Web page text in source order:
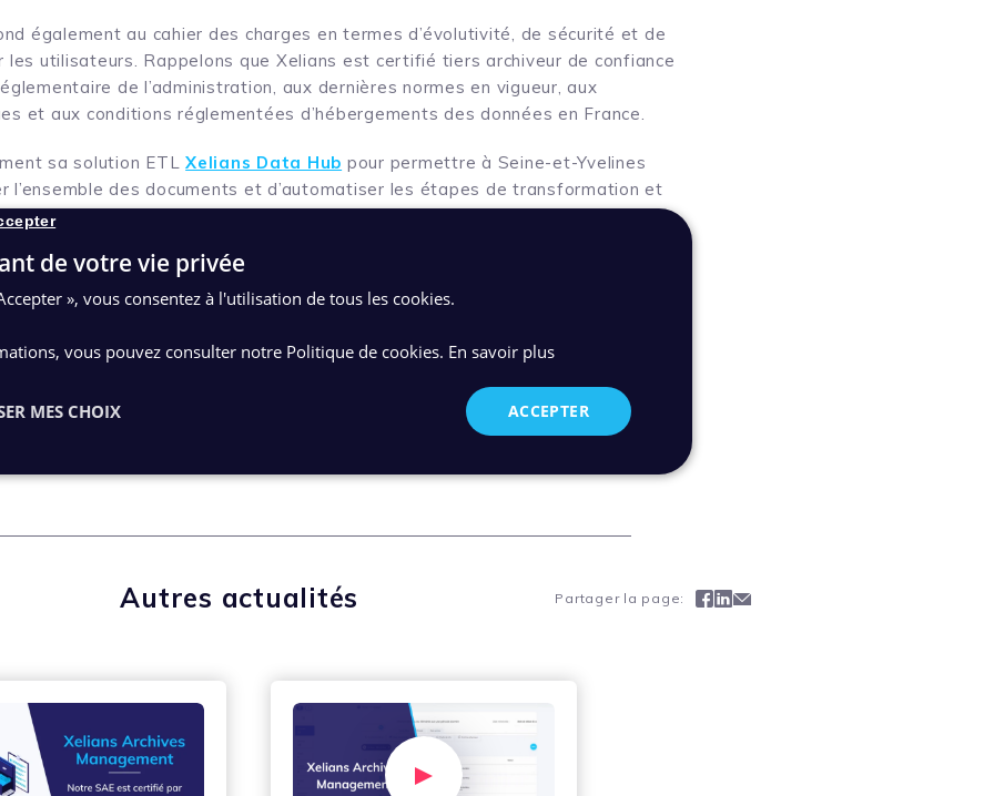
également au cahier des charges en termes d’évolutivité, de sécurité et de
les utilisateurs. Rappelons que Xelians est certifié tiers archiveur de confiance
de l’administration, aux dernières normes en vigueur, aux
et aux conditions réglementées d’hébergements des données en France.
sa solution ETLXelians Data Hub pour permettre à Seine-et-Yvelines
l’ensemble des documents et d’automatiser les étapes de transformation et
d’archivage électronique.
opérationnelle, la solution traitera environ 6 millions de documents.
Partager la page: Facebook
Linkedin
Mail
Autres actualités
de votre vie privée
», vous consentez à l'utilisation de tous les cookies.
vous pouvez consulter notre Politique de cookies. En savoir plus
ACCEPTER
MES CHOIX